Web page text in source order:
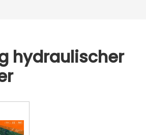
hydraulischer